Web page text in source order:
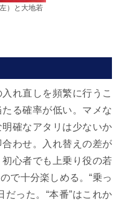
）と大地若
れ直しを頻繁に行うこ
る確率が低い。マメな
確なアタリは少ないか
わせ。入れ替えの差が
心者でも上乗り役の若
で十分楽しめる。“乗っ
った。“本番”はこれか